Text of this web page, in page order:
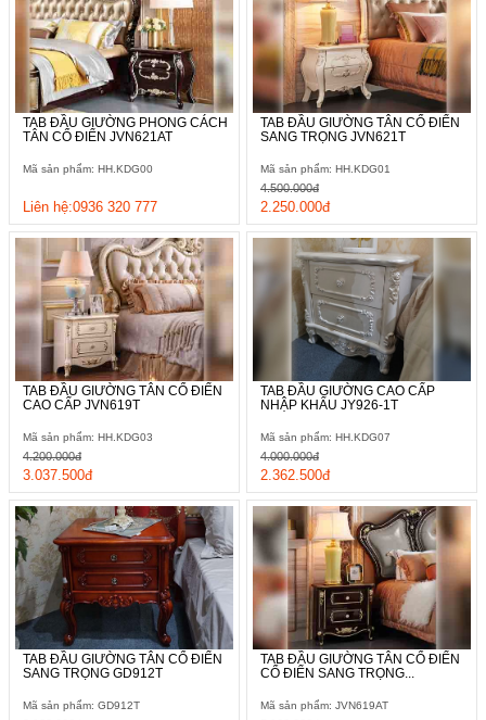
TAB ĐẦU GIƯỜNG PHONG CÁCH
TÂN CỔ ĐIỂN JVN621AT
Mã sản phẩm: HH.KDG00
Liên hệ:0936 320 777
TAB ĐẦU GIƯỜNG TÂN CỔ ĐIỂN
SANG TRỌNG JVN621T
Mã sản phẩm: HH.KDG01
2.250.000đ
4.500.000đ
TAB ĐẦU GIƯỜNG TÂN CỔ ĐIỂN
CAO CẤP JVN619T
Mã sản phẩm: HH.KDG03
3.037.500đ
4.200.000đ
TAB ĐẦU GIƯỜNG CAO CẤP
NHẬP KHẨU JY926-1T
Mã sản phẩm: HH.KDG07
2.362.500đ
4.000.000đ
TAB ĐẦU GIƯỜNG TÂN CỔ ĐIỂN
SANG TRỌNG GD912T
Mã sản phẩm: GD912T
TAB ĐẦU GIƯỜNG TÂN CỔ ĐIỂN
CỔ ĐIỂN SANG TRỌNG...
Mã sản phẩm: JVN619AT